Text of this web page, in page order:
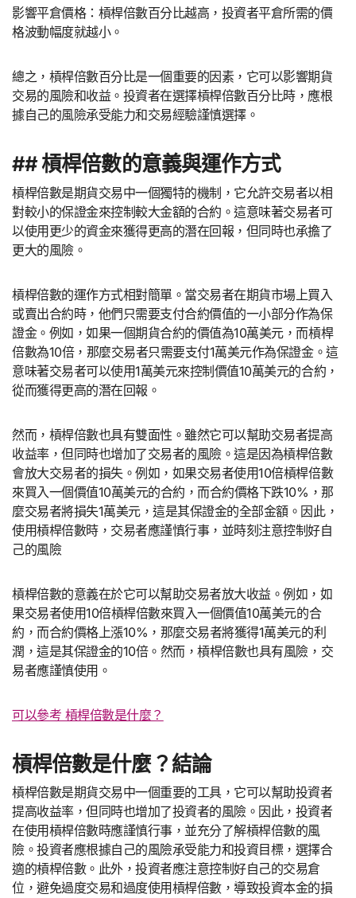
影響平倉價格：槓桿倍數百分比越高，投資者平倉所需的價
格波動幅度就越小。
總之，槓桿倍數百分比是一個重要的因素，它可以影響期貨
交易的風險和收益。投資者在選擇槓桿倍數百分比時，應根
據自己的風險承受能力和交易經驗謹慎選擇。
## 槓桿倍數的意義與運作方式
槓桿倍數是期貨交易中一個獨特的機制，它允許交易者以相
對較小的保證金來控制較大金額的合約。這意味著交易者可
以使用更少的資金來獲得更高的潛在回報，但同時也承擔了
更大的風險。
槓桿倍數的運作方式相對簡單。當交易者在期貨市場上買入
或賣出合約時，他們只需要支付合約價值的一小部分作為保
證金。例如，如果一個期貨合約的價值為10萬美元，而槓桿
倍數為10倍，那麼交易者只需要支付1萬美元作為保證金。這
意味著交易者可以使用1萬美元來控制價值10萬美元的合約，
從而獲得更高的潛在回報。
然而，槓桿倍數也具有雙面性。雖然它可以幫助交易者提高
收益率，但同時也增加了交易者的風險。這是因為槓桿倍數
會放大交易者的損失。例如，如果交易者使用10倍槓桿倍數
來買入一個價值10萬美元的合約，而合約價格下跌10%，那
麼交易者將損失1萬美元，這是其保證金的全部金額。因此，
使用槓桿倍數時，交易者應謹慎行事，並時刻注意控制好自
己的風險
槓桿倍數的意義在於它可以幫助交易者放大收益。例如，如
果交易者使用10倍槓桿倍數來買入一個價值10萬美元的合
約，而合約價格上漲10%，那麼交易者將獲得1萬美元的利
潤，這是其保證金的10倍。然而，槓桿倍數也具有風險，交
易者應謹慎使用。
可以參考 槓桿倍數是什麼？
槓桿倍數是什麼？結論
槓桿倍數是期貨交易中一個重要的工具，它可以幫助投資者
提高收益率，但同時也增加了投資者的風險。因此，投資者
在使用槓桿倍數時應謹慎行事，並充分了解槓桿倍數的風
險。投資者應根據自己的風險承受能力和投資目標，選擇合
適的槓桿倍數。此外，投資者應注意控制好自己的交易倉
位，避免過度交易和過度使用槓桿倍數，導致投資本金的損